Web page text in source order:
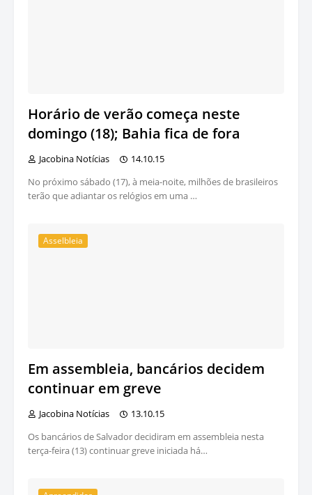
Horário de verão começa neste
domingo (18); Bahia fica de fora
Jacobina Notícias
14.10.15
No próximo sábado (17), à meia-noite, milhões de brasileiros
terão que adiantar os relógios em uma …
Asselbleia
Em assembleia, bancários decidem
continuar em greve
Jacobina Notícias
13.10.15
Os bancários de Salvador decidiram em assembleia nesta
terça-feira (13) continuar greve iniciada há…